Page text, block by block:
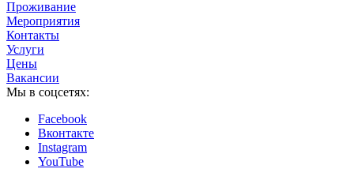
Проживание
Мероприятия
Контакты
Услуги
Цены
Вакансии
Мы в соцсетях:
Facebook
Вконтакте
Instagram
YouTube